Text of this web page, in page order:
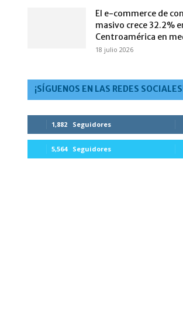
El e-commerce de
masivo crece 32.2%
Centroamérica en
18 julio 2026
¡SÍGUENOS EN LAS REDES
1,882 Seguidores
5,564 Seguidores